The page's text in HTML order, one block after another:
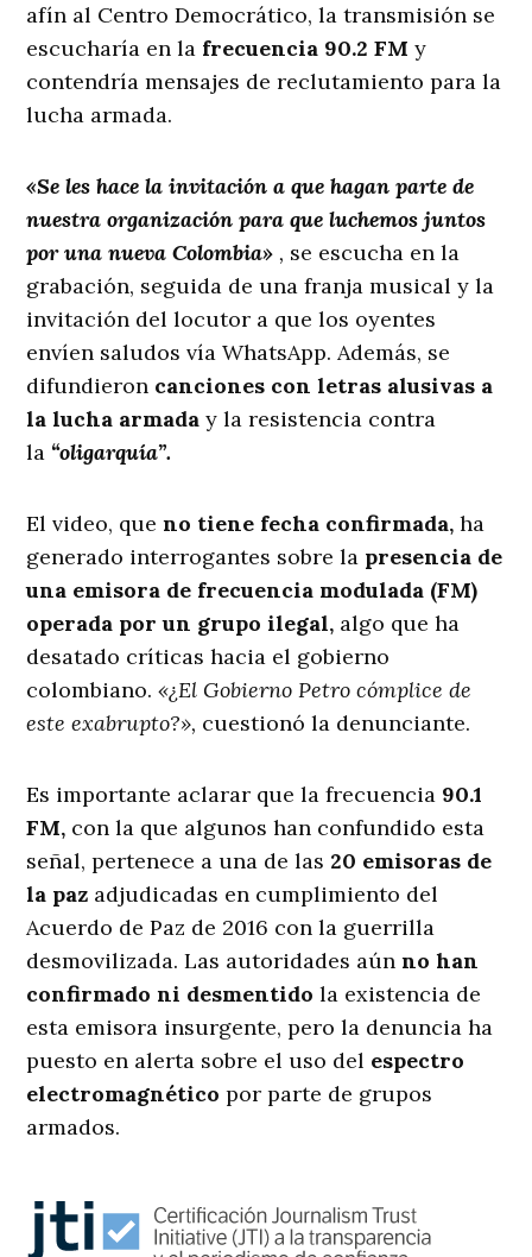
afín al Centro Democrático, la transmisión se
escucharía en la frecuencia 90.2 FMy
contendría mensajes de reclutamiento para la
lucha armada.
«Se les hace la invitación a que hagan parte de
nuestra organización para que luchemos juntos
por una nueva Colombia» , se escucha en la
grabación, seguida de una franja musical y la
invitación del locutor a que los oyentes
envíen saludos vía WhatsApp. Además, se
difundieron canciones con letras alusivas a
la lucha armada y la resistencia contra
la “oligarquía”.
El video, que no tiene fecha confirmada, ha
generado interrogantes sobre la presencia de
una emisora de frecuencia modulada (FM)
operada por un grupo ilegal, algo que ha
desatado críticas hacia el gobierno
colombiano. «¿El Gobierno Petro cómplice de
este exabrupto?», cuestionó la denunciante.
Es importante aclarar que la frecuencia 90.1
FM, con la que algunos han confundido esta
señal, pertenece a una de las 20 emisoras de
la paz adjudicadas en cumplimiento del
Acuerdo de Paz de 2016 con la guerrilla
desmovilizada. Las autoridades aún no han
confirmado ni desmentido la existencia de
esta emisora insurgente, pero la denuncia ha
puesto en alerta sobre el uso del espectro
electromagnético por parte de grupos
armados.